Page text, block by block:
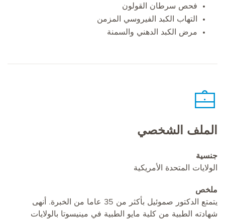
فحص سرطان القولون
التهاب الكبد الفيروسي المزمن
مرض الكبد الدهني والسمنة
الملف الشخصي
جنسية
الولايات المتحدة الأمريكية
ملخص
يتمتع الدكتور صموئيل بأكثر من 35 عاما من الخبرة. أنهى
شهادته الطبية من كلية مايو الطبية في مينيسوتا بالولايات